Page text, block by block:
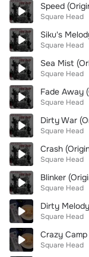
Speed
Square Head
Siku's
Square Head
Sea Mist
Square Head
Fade Away
Square Head
Dirty War
Square Head
Crash
Square Head
Blinker
Square Head
Dirty
Square Head
Crazy
Square Head